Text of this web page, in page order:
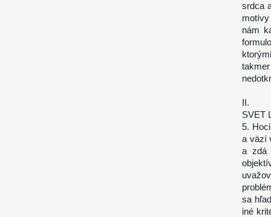
srdca
motívy
nám
II.
SVET
5.
a väzí
a zdá
sa
iné